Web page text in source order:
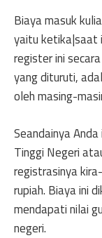
Biaya masuk
yaitu ketika|saat
register ini
yang dituruti,
oleh masing-
Seandainya
Tinggi Negeri
registrasinya
rupiah. Biaya ini
mendapati nilai
negeri.